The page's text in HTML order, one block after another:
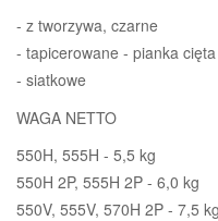
- z tworzywa, czarne
- tapicerowane - pianka
- siatkowe
WAGA NETTO
550H, 555H - 5,5 kg
550H 2P, 555H 2P - 6,0 kg
550V, 555V, 570H 2P - 7,5 kg